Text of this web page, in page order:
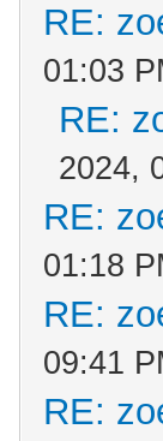
RE:
01:03
RE:
2024,
RE:
01:18
RE:
09:41
RE: